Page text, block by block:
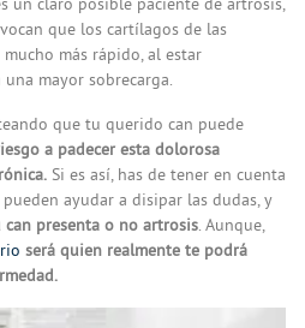
que los cartílagos de las
más rápido, al estar
mayor sobrecarga.
que tu querido can puede
a padecer esta dolorosa
Si es así, has de tener en cuenta
ayudar a disipar las dudas, y
can presenta o no artrosis. Aunque,
será quien realmente te podrá